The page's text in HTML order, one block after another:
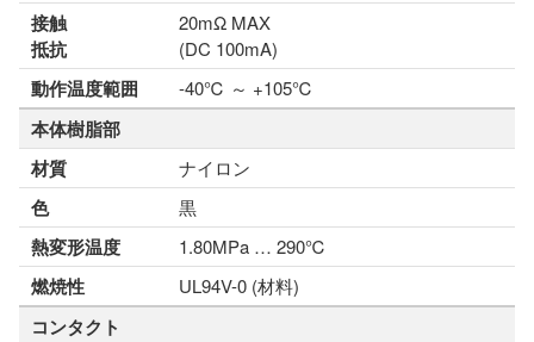
接触
抵抗
20mΩ MAX
(DC 100mA)
動作温度範囲 -40℃ ～ +105℃
本体樹脂部
材質
ナイロン
色 黒
熱変形温度 1.80MPa … 290℃
燃焼性 UL94V-0 (材料)
コンタクト